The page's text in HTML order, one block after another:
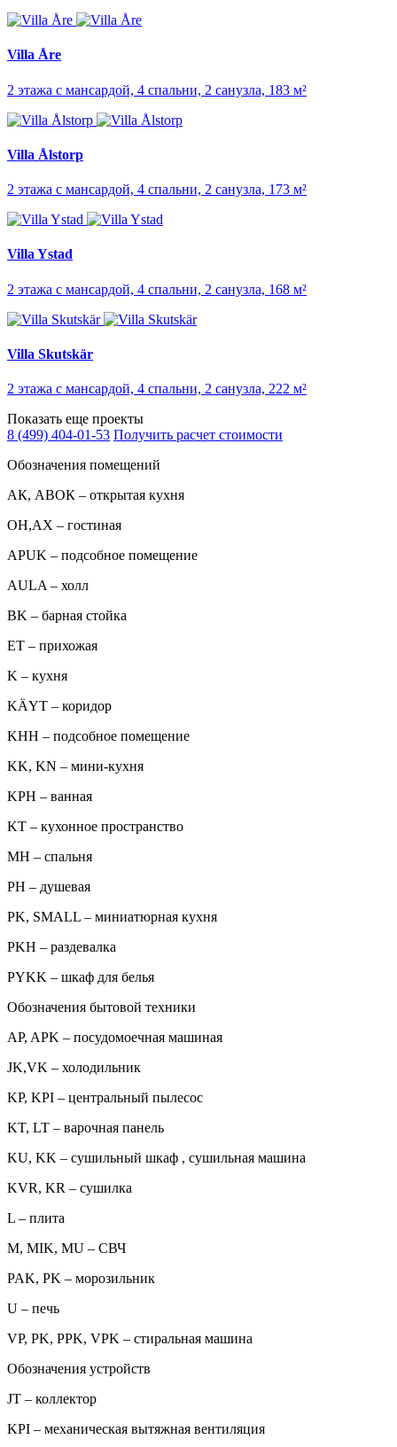
Villa Åre
2 этажа с мансардой, 4 спальни, 2 санузла, 183 м²
Villa Ålstorp
2 этажа с мансардой, 4 спальни, 2 санузла, 173 м²
Villa Ystad
2 этажа с мансардой, 4 спальни, 2 санузла, 168 м²
Villa Skutskär
2 этажа с мансардой, 4 спальни, 2 санузла, 222 м²
Показать еще проекты
8 (499) 404-01-53 Получить расчет стоимости
Обозначения помещений
АК, АВОК – открытая кухня
ОН,AX – гостиная
APUK – подсобное помещение
AULA – холл
BK – барная стойка
ET – прихожая
K – кухня
KÄYT – коридор
KHH – подсобное помещение
KK, KN – мини-кухня
KPH – ванная
KT – кухонное пространство
MH – спальня
PH – душевая
PK, SMALL – миниатюрная кухня
PKH – раздевалка
PYKK – шкаф для белья
Обозначения бытовой техники
AP, APK – посудомоечная машиная
JK,VK – холодильник
KP, KPI – центральный пылесос
KT, LT – варочная панель
KU, KK – сушильный шкаф , сушильная машина
KVR, KR – сушилка
L – плита
M, MIK, MU – СВЧ
PAK, PK – морозильник
U – печь
VP, PK, PPK, VPK – стиральная машина
Обозначения устройств
JT – коллектор
KPI – механическая вытяжная вентиляция